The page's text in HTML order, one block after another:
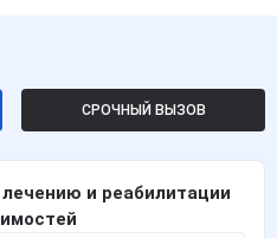
СРОЧНЫЙ ВЫЗОВ
и реабилитации